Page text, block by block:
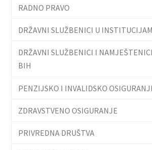
RADNO PRAVO
DRŽAVNI SLUŽBENICI U
DRŽAVNI SLUŽBENICI I
BIH
PENZIJSKO I INVALIDSKO
ZDRAVSTVENO OSIGURANJE
PRIVREDNA DRUŠTVA